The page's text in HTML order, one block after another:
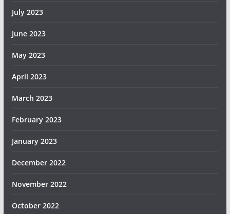
July 2023
June 2023
May 2023
April 2023
March 2023
February 2023
January 2023
December 2022
November 2022
October 2022